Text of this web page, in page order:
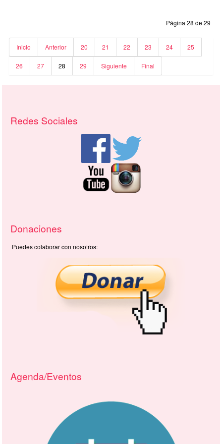
Página 28 de 29
Inicio Anterior 20 21 22 23 24 25
26 27 28 29 Siguiente Final
Redes Sociales
Donaciones
Puedes colaborar con nosotros:
Agenda/Eventos